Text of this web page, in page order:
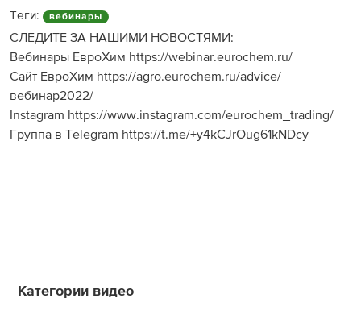
Теги: вебинары
СЛЕДИТЕ ЗА НАШИМИ НОВОСТЯМИ:
Вебинары ЕвроХим https://webinar.eurochem.ru/
Сайт ЕвроХим https://agro.eurochem.ru/advice/
вебинар2022/
Instagram https://www.instagram.com/eurochem_trading/
Группа в Telegram https://t.me/+y4kCJrOug61kNDcy
Категории видео